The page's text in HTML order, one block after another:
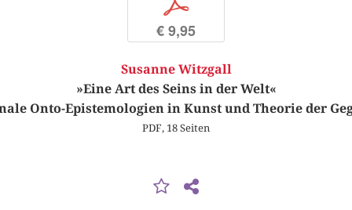
€ 9,95
Susanne Witzgall
»Eine Art des Seins in der Welt«
Onto-Epistemologien in Kunst und Theorie der
PDF, 18 Seiten